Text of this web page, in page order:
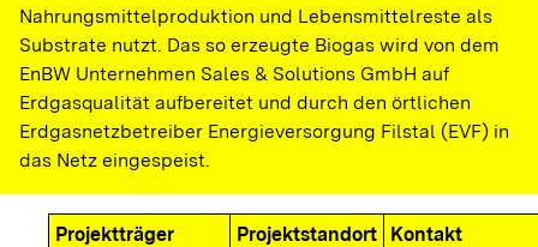
Nahrungsmittelproduktion und Lebensmittelreste als
Substrate nutzt. Das so erzeugte Biogas wird von dem
EnBW Unternehmen Sales & Solutions GmbH auf
Erdgasqualität aufbereitet und durch den örtlichen
Erdgasnetzbetreiber Energieversorgung Filstal (EVF) in
das Netz eingespeist.
Projektträger Projektstandort
Kontakt